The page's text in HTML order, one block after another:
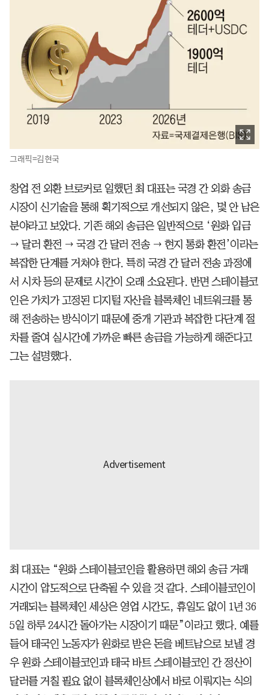
그래픽=김현국
창업 전 외환 브로커로 일했던 최 대표는 국경 간 외화 송금
시장이 신기술을 통해 획기적으로 개선되지 않은, 몇 안 남은
분야라고 보았다. 기존 해외 송금은 일반적으로 ‘원화 입금
→ 달러 환전 → 국경 간 달러 전송 → 현지 통화 환전’이라는
복잡한 단계를 거쳐야 한다. 특히 국경 간 달러 전송 과정에
서 시차 등의 문제로 시간이 오래 소요된다. 반면 스테이블코
인은 가치가 고정된 디지털 자산을 블록체인 네트워크를 통
해 전송하는 방식이기 때문에 중개 기관과 복잡한 다단계 절
차를 줄여 실시간에 가까운 빠른 송금을 가능하게 해준다고
그는 설명했다.
최 대표는 “원화 스테이블코인을 활용하면 해외 송금 거래
시간이 압도적으로 단축될 수 있을 것 같다. 스테이블코인이
거래되는 블록체인 세상은 영업 시간도, 휴일도 없이 1년 36
5일 하루 24시간 돌아가는 시장이기 때문”이라고 했다. 예를
들어 태국인 노동자가 원화로 받은 돈을 베트남으로 보낼 경
우 원화 스테이블코인과 태국 바트 스테이블코인 간 정산이
달러를 거칠 필요 없이 블록체인상에서 바로 이뤄지는 식의